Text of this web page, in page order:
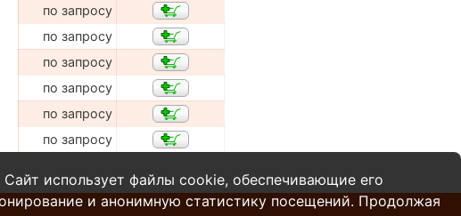
по запросу
по запросу
по запросу
по запросу
по запросу
по запросу
Сайт использует файлы cookie, обеспечивающие его
и анонимную статистику посещений. Продолжая